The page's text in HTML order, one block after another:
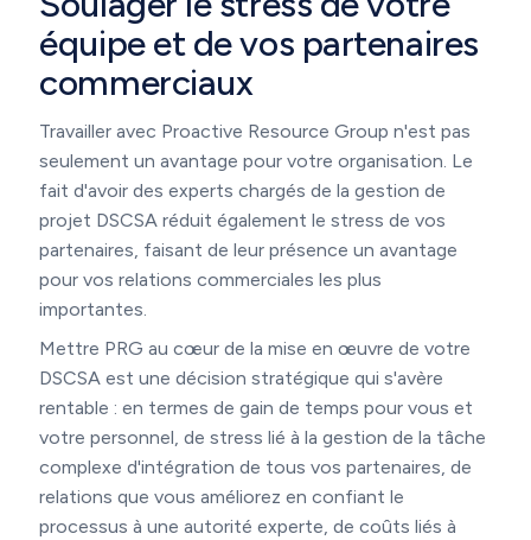
équipe et de vos partenaires
commerciaux
Travailler avec Proactive Resource Group n'est pas
seulement un avantage pour votre organisation. Le
fait d'avoir des experts chargés de la gestion de
projet DSCSA réduit également le stress de vos
partenaires, faisant de leur présence un avantage
pour vos relations commerciales les plus
importantes.
Mettre PRG au cœur de la mise en œuvre de votre
DSCSA est une décision stratégique qui s'avère
rentable : en termes de gain de temps pour vous et
votre personnel, de stress lié à la gestion de la tâche
complexe d'intégration de tous vos partenaires, de
relations que vous améliorez en confiant le
processus à une autorité experte, de coûts liés à